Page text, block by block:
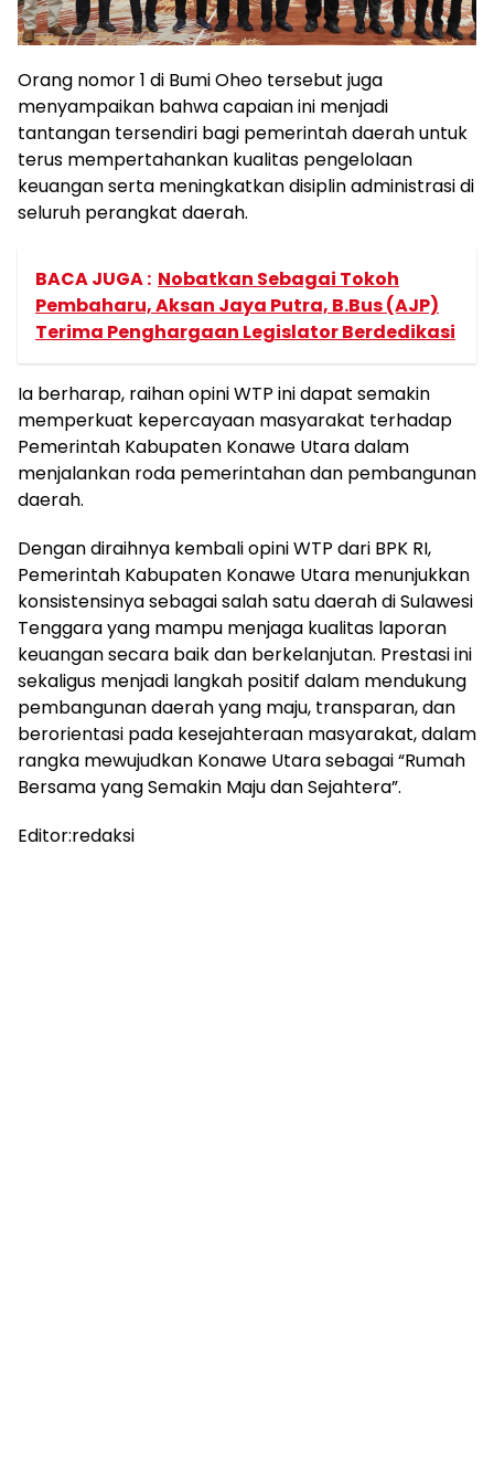
Orang nomor 1 di Bumi Oheo tersebut juga
menyampaikan bahwa capaian ini menjadi
tantangan tersendiri bagi pemerintah daerah untuk
terus mempertahankan kualitas pengelolaan
keuangan serta meningkatkan disiplin administrasi di
seluruh perangkat daerah.
BACA JUGA : Nobatkan Sebagai Tokoh
Pembaharu, Aksan Jaya Putra, B.Bus (AJP)
Terima Penghargaan Legislator Berdedikasi
Ia berharap, raihan opini WTP ini dapat semakin
memperkuat kepercayaan masyarakat terhadap
Pemerintah Kabupaten Konawe Utara dalam
menjalankan roda pemerintahan dan pembangunan
daerah.
Dengan diraihnya kembali opini WTP dari BPK RI,
Pemerintah Kabupaten Konawe Utara menunjukkan
konsistensinya sebagai salah satu daerah di Sulawesi
Tenggara yang mampu menjaga kualitas laporan
keuangan secara baik dan berkelanjutan. Prestasi ini
sekaligus menjadi langkah positif dalam mendukung
pembangunan daerah yang maju, transparan, dan
berorientasi pada kesejahteraan masyarakat, dalam
rangka mewujudkan Konawe Utara sebagai “Rumah
Bersama yang Semakin Maju dan Sejahtera”.
Editor:redaksi